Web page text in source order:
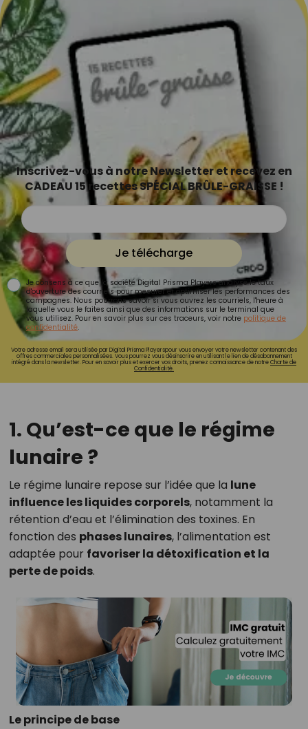
Inscrivez-vous à notre Newsletter et recevez en
CADEAU 15 recettes SPÉCIAL BRÛLE-GRAISSE !
Je télécharge
Je consens à ce que la société Digital Prisma Players analyse le taux
d'ouverture des courriels pour mesurer et optimiser les performances des
campagnes. Nous pourrons savoir si vous ouvrez les courriels, l'heure à
laquelle vous le faites ainsi que des informations sur le terminal que
vous utilisez. Pour en savoir plus sur ces traceurs, voir notre politique de
confidentialité.
Votre adresse email sera utilisée par Digital Prisma Playerspour vous envoyer votre newsletter contenant des
offres commerciales personnalisées. Vous pourrez vous désinscrire en utilisant le lien de désabonnement
intégré dans la newsletter. Pour en savoir plus et exercer vos droits, prenez connaissance de notreCharte de
Confidentialité.
1. Qu’est-ce que le régime
lunaire ?
Le régime lunaire repose sur l’idée que la lune
influence les liquides corporels, notamment la
rétention d’eau et l’élimination des toxines. En
fonction des phases lunaires, l’alimentation est
adaptée pour favoriser la détoxification et la
perte de poids.
Le principe de base